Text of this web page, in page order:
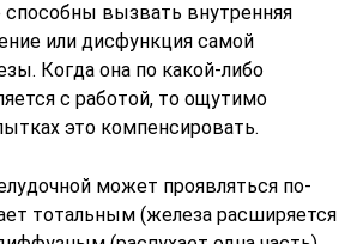
вызвать внутренняя
или дисфункция самой
Когда она по какой-либо
с работой, то ощутимо
это компенсировать.
может проявляться по-
тотальным (железа расширяется